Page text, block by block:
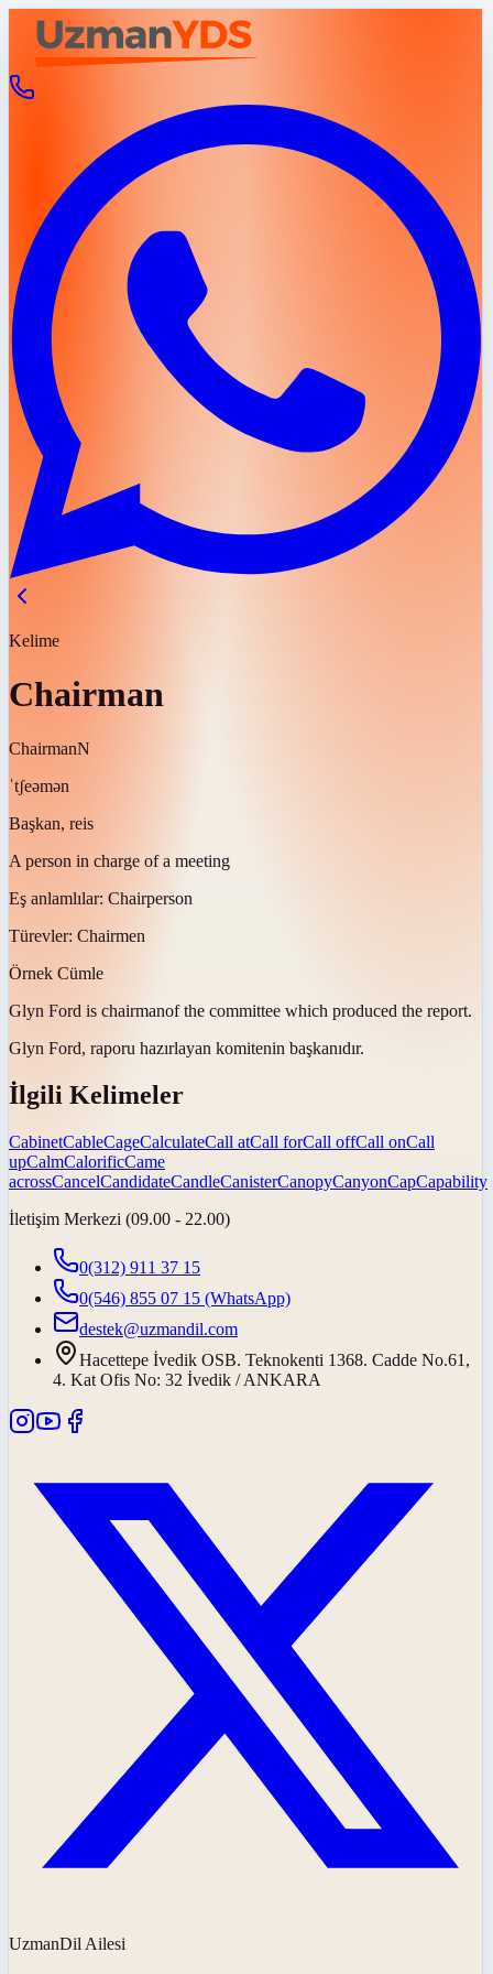
Kelime
Chairman
ChairmanN
ˈtʃeəmən
Başkan, reis
A person in charge of a meeting
Eş anlamlılar: Chairperson
Türevler: Chairmen
Örnek Cümle
Glyn Ford is chairmanof the committee which produced the report.
Glyn Ford, raporu hazırlayan komitenin başkanıdır.
İlgili Kelimeler
CabinetCableCageCalculateCall atCall forCall offCall onCall
upCalmCalorificCame
acrossCancelCandidateCandleCanisterCanopyCanyonCapCapability
İletişim Merkezi (09.00 - 22.00)
0(312) 911 37 15
0(546) 855 07 15 (WhatsApp)
destek@uzmandil.com
Hacettepe İvedik OSB. Teknokenti 1368. Cadde No.61,
4. Kat Ofis No: 32 İvedik / ANKARA
UzmanDil Ailesi